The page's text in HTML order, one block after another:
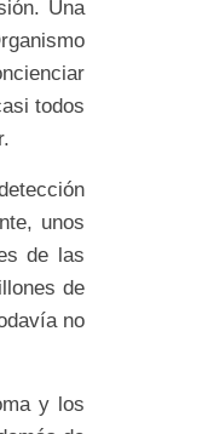
Una
todos
unos
de las
de
no
y los